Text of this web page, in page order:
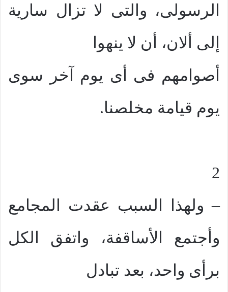
الرسولى، والتى لا تزال سارية
إلى ألان، أن لا ينهوا
أصوامهم فى أى يوم آخر سوى
يوم قيامة مخلصنا.
2
– ولهذا السبب عقدت المجامع
وأجتمع الأساقفة، واتفق الكل
برأى واحد، بعد تبادل